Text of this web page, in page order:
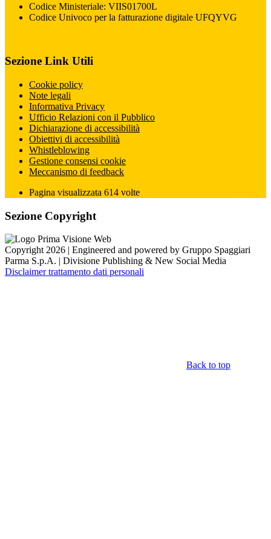
Codice Ministeriale: VIIS01700L
Codice Univoco per la fatturazione digitale UFQYVG
Sezione Link Utili
Cookie policy
Note legali
Informativa Privacy
Ufficio Relazioni con il Pubblico
Dichiarazione di accessibilità
Obiettivi di accessibilità
Whistleblowing
Gestione consensi cookie
Meccanismo di feedback
Pagina visualizzata 614 volte
Sezione Copyright
Copyright 2026 | Engineered and powered by Gruppo Spaggiari
Parma S.p.A. | Divisione Publishing & New Social Media
Disclaimer trattamento dati personali
Back to top